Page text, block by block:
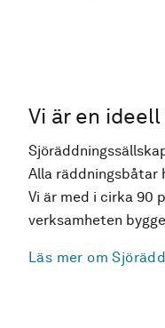
Vi är en
Alla räddningsbåtar
Vi är med i cirka 90
verksamheten
Läs mer om